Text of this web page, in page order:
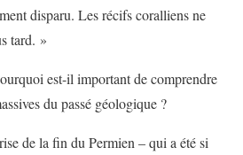
disparu. Les récifs coralliens ne
tard. »
est-il important de comprendre
du passé géologique ?
de la fin du Permien – qui a été si